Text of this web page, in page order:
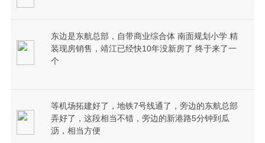
东边是东航总部，自带商业综合体 南面规划小学 精
装现房销售，靖江已经快10年没新房了 终于来了一
个
等机场拓建好了，地铁7号线通了，旁边的东航总部
弄好了，这段相当不错，旁边的新港路5分钟到瓜
沥，相当方便